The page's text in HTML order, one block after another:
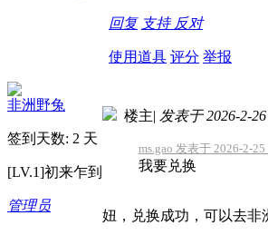
回复 支持 反对
使用道具 评分 举报
非洲野兔
签到天数: 2 天
[LV.1]初来乍到
管理员
楼主| 发表于 2026-2-
ms.gao 发表于 2026-2-25
我要兑换
妞，兑换成功，可以去非